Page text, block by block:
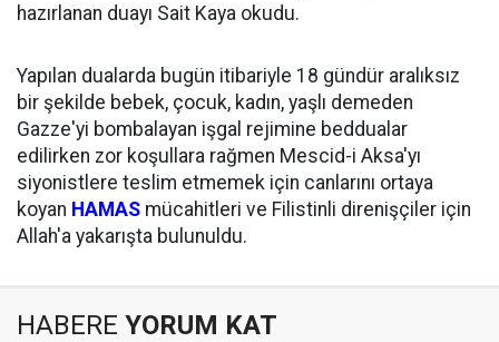
hazırlanan duayı Sait Kaya okudu.
Yapılan dualarda bugün itibariyle 18 gündür aralıksız
bir şekilde bebek, çocuk, kadın, yaşlı demeden
Gazze'yi bombalayan işgal rejimine beddualar
edilirken zor koşullara rağmen Mescid-i Aksa'yı
siyonistlere teslim etmemek için canlarını ortaya
koyan HAMAS mücahitleri ve Filistinli direnişçiler için
Allah'a yakarışta bulunuldu.
HABERE YORUM KAT